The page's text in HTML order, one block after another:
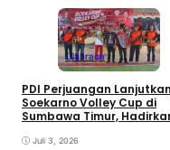
Olahraga
PDI Perjuangan Lanjutkan
Soekarno Volley Cup di
Sumbawa Timur,
Rakyat
Juli 3, 2026